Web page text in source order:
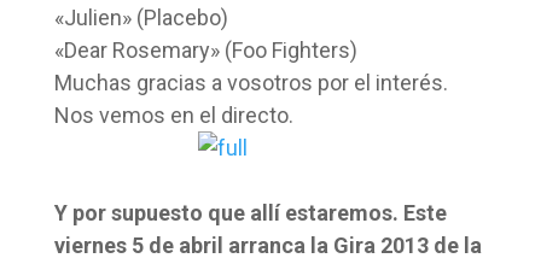
«Julien» (Placebo)
«Dear Rosemary» (Foo Fighters)
Muchas gracias a vosotros por el interés.
Nos vemos en el directo.
Y por supuesto que allí estaremos. Este
viernes 5 de abril arranca la Gira 2013 de la